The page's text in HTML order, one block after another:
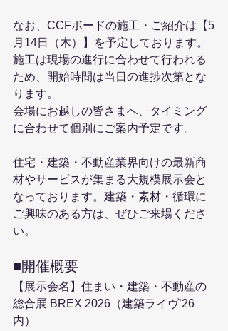
なお、CCFボードの施工・ご紹介は【5
月14日（木）】を予定しております。
施工は現場の進行に合わせて行われる
ため、開始時間は当日の進捗次第とな
ります。
会場にお越しの皆さまへ、タイミング
に合わせて個別にご案内予定です。
住宅・建築・不動産業界向けの最新商
材やサービスが集まる大規模展示会と
なっております。建築・素材・循環に
ご興味のある方は、ぜひご来場くださ
い。
■開催概要
【展示会名】住まい・建築・不動産の
総合展 BREX 2026（建築ライヴ’26
内）